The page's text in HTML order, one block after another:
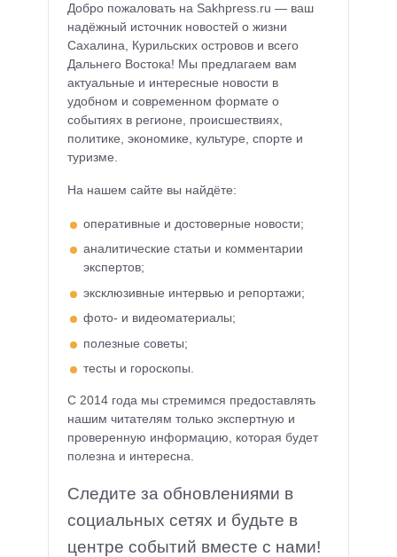
Добро пожаловать на Sakhpress.ru — ваш
надёжный источник новостей о жизни
Сахалина, Курильских островов и всего
Дальнего Востока! Мы предлагаем вам
актуальные и интересные новости в
удобном и современном формате о
событиях в регионе, происшествиях,
политике, экономике, культуре, спорте и
туризме.
На нашем сайте вы найдёте:
оперативные и достоверные новости;
аналитические статьи и комментарии
экспертов;
эксклюзивные интервью и репортажи;
фото- и видеоматериалы;
полезные советы;
тесты и гороскопы.
С 2014 года мы стремимся предоставлять
нашим читателям только экспертную и
проверенную информацию, которая будет
полезна и интересна.
Следите за обновлениями в
социальных сетях и будьте в
центре событий вместе с нами!